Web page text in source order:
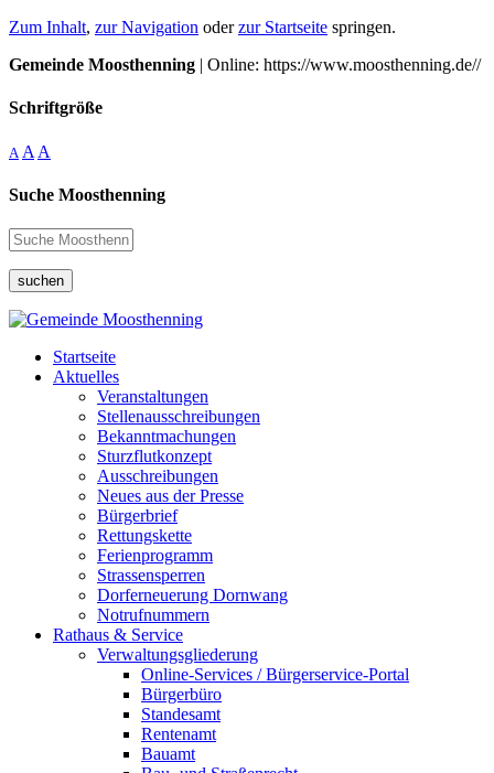
Zum Inhalt, zur Navigation oderzur Startseite springen.
Gemeinde Moosthenning | Online: https://www.moosthenning.de//
Schriftgröße
A A A
Suche Moosthenning
suchen
Startseite
Aktuelles
Veranstaltungen
Stellenausschreibungen
Bekanntmachungen
Sturzflutkonzept
Ausschreibungen
Neues aus der Presse
Bürgerbrief
Rettungskette
Ferienprogramm
Strassensperren
Dorferneuerung Dornwang
Notrufnummern
Rathaus & Service
Verwaltungsgliederung
Online-Services / Bürgerservice-Portal
Bürgerbüro
Standesamt
Rentenamt
Bauamt